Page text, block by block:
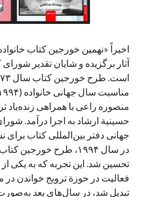
اخیراً «نهمین خورجین کتاب
آثار برگزیده و شایان تقدیر
منصوره راعی با همراهی زنده‌یاد
حسینیة ارشاد به اجرا درآمد.
در سال ۱۹۹۴، طرح
تحسین شد. این تجربه که به یکی
فعالیت در حوزة ترویج خواندن
تبدیل شد، در سال‌های بعد به‌صورت